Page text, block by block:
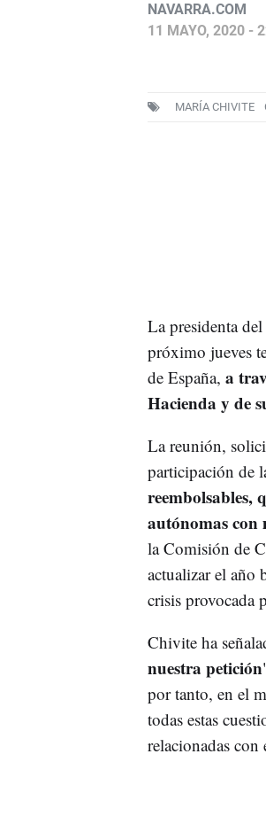
NAVARRA.COM
11 MAYO, 2020 -
MARÍA CHIVITE
La presidenta
próximo jueves
de España, a
Hacienda y de
La reunión,
participación de
reembolsables,
autónomas con
la Comisión de
actualizar el año
crisis provocada
Chivite ha
nuestra petición
por tanto, en el
todas estas
relacionadas